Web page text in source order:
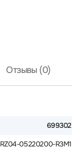
Отзывы (0)
699302
RZ04-05220200-R3M1